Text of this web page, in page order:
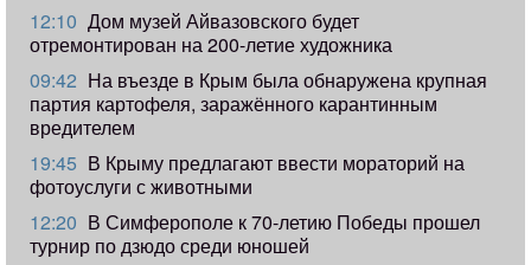
12:10 Дом музей Айвазовского будет
отремонтирован на 200-летие художника
09:42 ​На въезде в Крым была обнаружена крупная
партия картофеля, заражённого карантинным
вредителем
19:45 В Крыму предлагают ввести мораторий на
фотоуслуги с животными
12:20 В Симферополе к 70-летию Победы прошел
турнир по дзюдо среди юношей